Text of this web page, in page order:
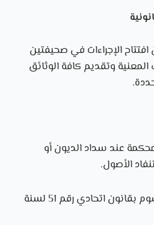
الإجراءات في صحيفتين
المعنية وتقديم كافة الوثائق
عند سداد الديون أو
الأصول.
(المواد من 8 إلى 42، المرسوم بقانون اتحادي رقم 51 لسنة